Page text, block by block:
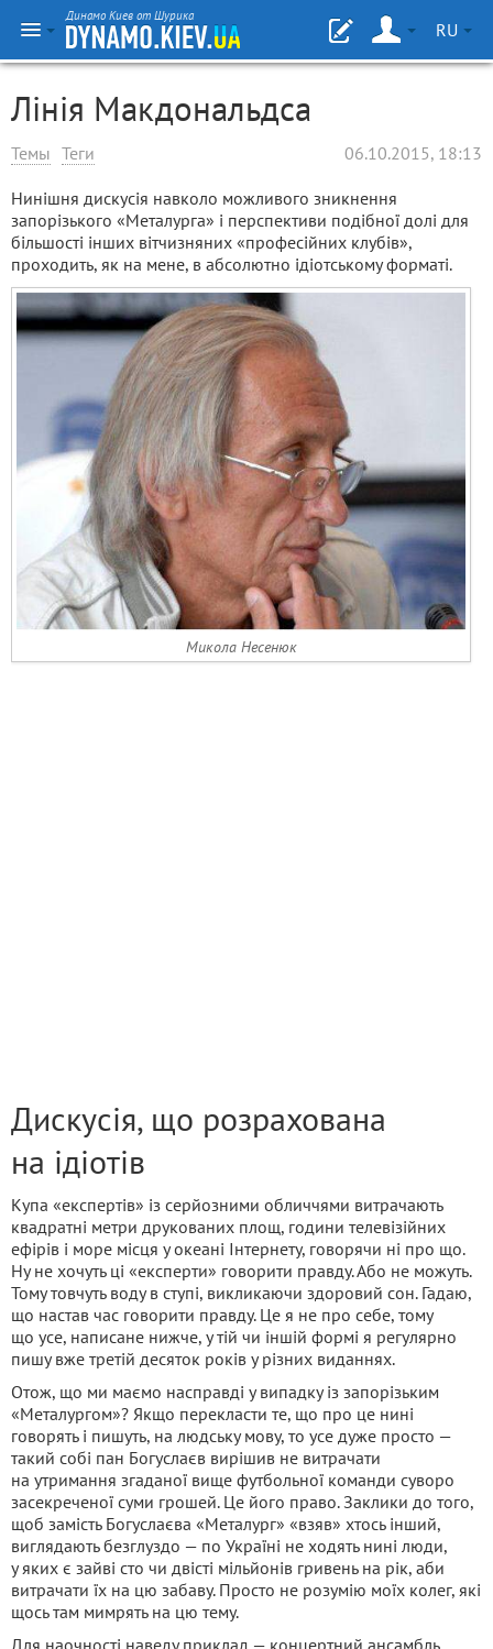
Динамо Киев от Шурика
RU
Лінія Макдональдса
Темы Теги 06.10.2015, 18:13
Нинішня дискусія навколо можливого зникнення
запорізького «Металурга» і перспективи подібної долі для
більшості інших вітчизняних «професійних клубів»,
проходить, як на мене, в абсолютно ідіотському форматі.
Микола Несенюк
Дискусія, що розрахована
на ідіотів
Купа «експертів» із серйозними обличчями витрачають
квадратні метри друкованих площ, години телевізійних
ефірів і море місця у океані Інтернету, говорячи ні про що.
Ну не хочуть ці «експерти» говорити правду. Або не можуть.
Тому товчуть воду в ступі, викликаючи здоровий сон. Гадаю,
що настав час говорити правду. Це я не про себе, тому
що усе, написане нижче, у тій чи іншій формі я регулярно
пишу вже третій десяток років у різних виданнях.
Отож, що ми маємо насправді у випадку із запорізьким
«Металургом»? Якщо перекласти те, що про це нині
говорять і пишуть, на людську мову, то усе дуже просто —
такий собі пан Богуслаєв вирішив не витрачати
на утримання згаданої вище футбольної команди суворо
засекреченої суми грошей. Це його право. Заклики до того,
щоб замість Богуслаєва «Металург» «взяв» хтось інший,
виглядають безглуздо — по Україні не ходять нині люди,
у яких є зайві сто чи двісті мільйонів гривень на рік, аби
витрачати їх на цю забаву. Просто не розумію моїх колег, які
щось там мимрять на цю тему.
Для наочності наведу приклад — концертний ансамбль